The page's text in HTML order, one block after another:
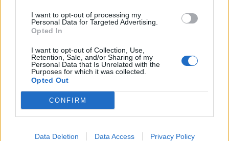
I want to opt-out of processing my
Personal Data for Targeted Advertising.
Opted In
I want to opt-out of Collection, Use,
Retention, Sale, and/or Sharing of my
Personal Data that Is Unrelated with the
Purposes for which it was collected.
Opted Out
CONFIRM
Data Deletion Data Access Privacy Policy
elkerülésében